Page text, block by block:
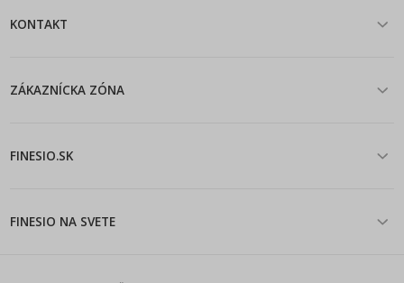
KONTAKT
ZÁKAZNÍCKA ZÓNA
FINESIO.SK
FINESIO NA SVETE